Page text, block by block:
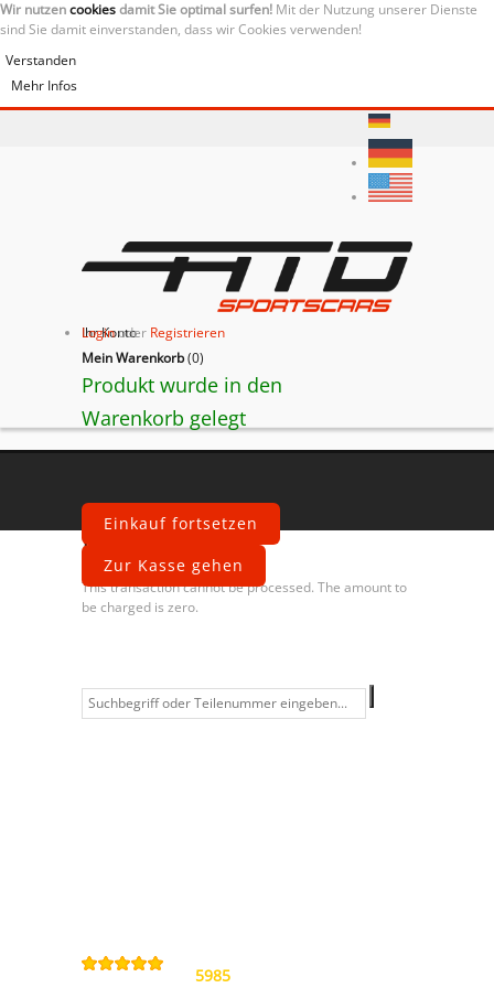
Wir nutzencookiesdamit Sie optimal surfen! Mit der Nutzung unserer Dienste
sind Sie damit einverstanden, dass wir Cookies verwenden!
Verstanden
Mehr Infos
Ihr Konto
Loginoder Registrieren
Mein Warenkorb(0)
Produkt wurde in den
Warenkorb gelegt
Einkauf fortsetzen
Zur Kasse gehen
Fehler
This transaction cannot be processed. The amount to
be charged is zero.
Kontakt
Allgemeine
/5
5985